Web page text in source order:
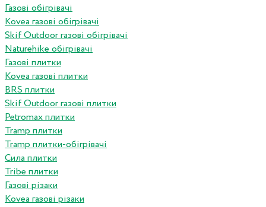
Газові обігрівачі
Kovea газові обігрівачі
Skif Outdoor газові обігрівачі
Naturehike обігрівачі
Газові плитки
Kovea газові плитки
BRS плитки
Skif Outdoor газові плитки
Petromax плитки
Tramp плитки
Tramp плитки-обігрівачі
Сила плитки
Tribe плитки
Газові різаки
Kovea газові різаки